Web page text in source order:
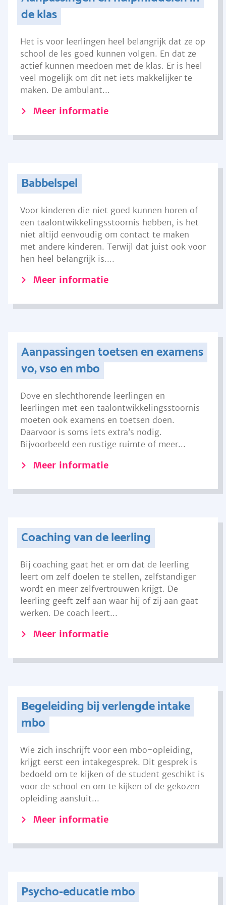
de klas
Het is voor leerlingen heel belangrijk dat ze op
school de les goed kunnen volgen. En dat ze
actief kunnen meedoen met de klas. Er is heel
veel mogelijk om dit net iets makkelijker te
maken. De ambulant...
Meer informatie
Babbelspel
Voor kinderen die niet goed kunnen horen of
een taalontwikkelingsstoornis hebben, is het
niet altijd eenvoudig om contact te maken
met andere kinderen. Terwijl dat juist ook voor
hen heel belangrijk is....
Meer informatie
Aanpassingen toetsen en examens
vo, vso en mbo
Dove en slechthorende leerlingen en
leerlingen met een taalontwikkelingsstoornis
moeten ook examens en toetsen doen.
Daarvoor is soms iets extra’s nodig.
Bijvoorbeeld een rustige ruimte of meer...
Meer informatie
Coaching van de leerling
Bij coaching gaat het er om dat de leerling
leert om zelf doelen te stellen, zelfstandiger
wordt en meer zelfvertrouwen krijgt. De
leerling geeft zelf aan waar hij of zij aan gaat
werken. De coach leert...
Meer informatie
Begeleiding bij verlengde intake
mbo
Wie zich inschrijft voor een mbo-opleiding,
krijgt eerst een intakegesprek. Dit gesprek is
bedoeld om te kijken of de student geschikt is
voor de school en om te kijken of de gekozen
opleiding aansluit...
Meer informatie
Psycho-educatie mbo